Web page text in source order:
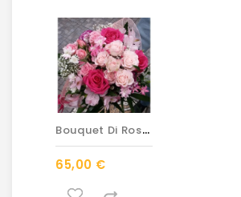
B
Ouquet Di Rose E Fiori Dai...
65,00 €